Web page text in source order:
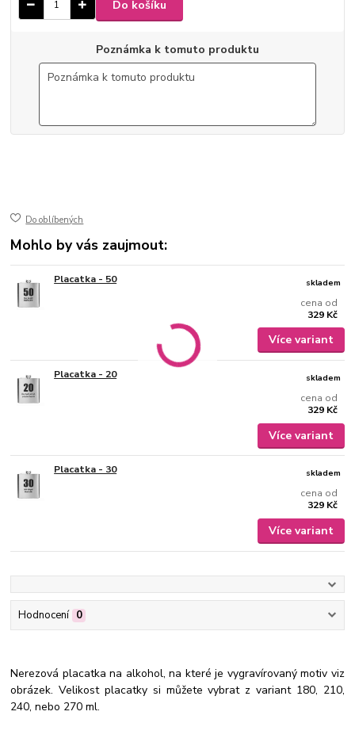
Do košíku
Poznámka k tomuto produktu
Do oblíbených
Mohlo by vás zaujmout:
Placatka - 50
cena od
329 Kč
skladem
Více variant
Placatka - 20
cena od
329 Kč
skladem
Více variant
Placatka - 30
cena od
329 Kč
skladem
Více variant
Hodnocení 0
Nerezová placatka na alkohol, na které je vygravírovaný motiv viz
obrázek. Velikost placatky si můžete vybrat z variant 180, 210,
240, nebo 270 ml.